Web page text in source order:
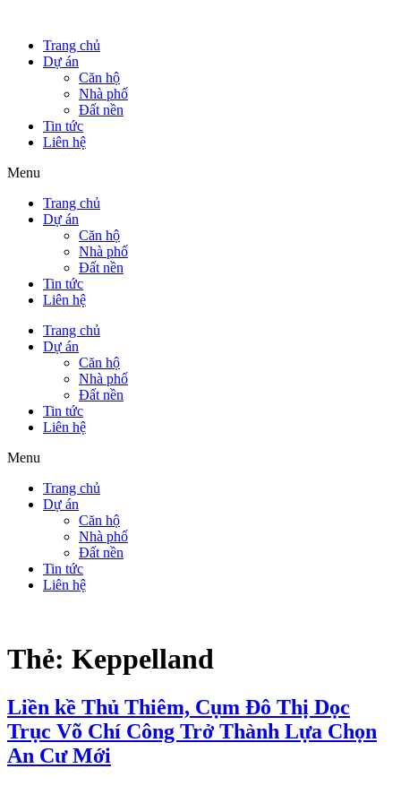
Trang chủ
Dự án
Căn hộ
Nhà phố
Đất nền
Tin tức
Liên hệ
Menu
Trang chủ
Dự án
Căn hộ
Nhà phố
Đất nền
Tin tức
Liên hệ
Trang chủ
Dự án
Căn hộ
Nhà phố
Đất nền
Tin tức
Liên hệ
Menu
Trang chủ
Dự án
Căn hộ
Nhà phố
Đất nền
Tin tức
Liên hệ
Thẻ: Keppelland
Liền kề Thủ Thiêm, Cụm Đô Thị Dọc
Trục Võ Chí Công Trở Thành Lựa Chọn
An Cư Mới